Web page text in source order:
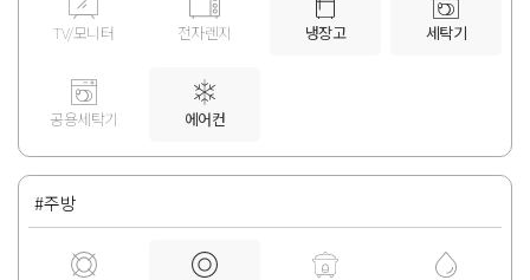
TV/모니터 전자렌지 냉장고 세탁기
공용세탁기 에어컨
#주방